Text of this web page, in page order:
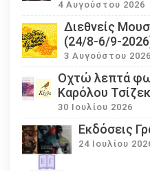
4 Αυγούστου 2026
Διεθνείς
(24/8-6/9-
3 Αυγούστου 2026
Οχτώ λεπτά
Καρόλου
30 Ιουλίου 2026
Εκδόσεις
24 Ιουλίου